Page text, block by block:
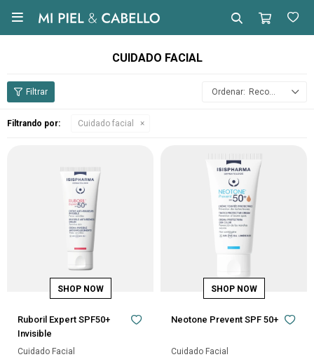

CUIDADO FACIAL
Recomendados
Filtrando por: Cuidado facial
Ruboril Expert SPF50+
Invisible
Cuidado Facial
Neotone Prevent SPF 50+
Cuidado Facial